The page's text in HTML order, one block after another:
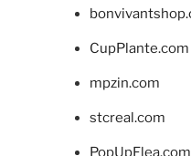
CupPlante.com
mpzin.com
stcreal.com
PopUpFlea.com